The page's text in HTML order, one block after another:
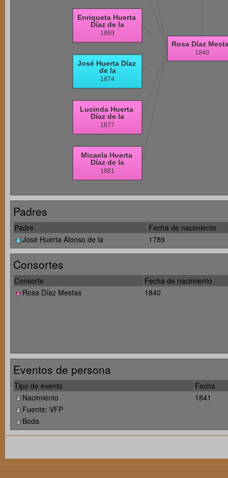
Padres
Padre
Fecha de nacimiento
José Huerta Alonso de la
1789
Consortes
Consorte
Fecha de nacimiento
Rosa Díaz Mestas
1840
Eventos de persona
Tipo de evento
Fecha
Nacimiento
1841
Fuente: VFP
Boda